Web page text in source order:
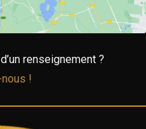
renseignement ?
!